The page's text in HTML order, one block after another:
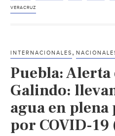
VERACRUZ
INTERNACIONALES ,
Puebla: Alerta
Galindo:
agua en plena
por COVID-